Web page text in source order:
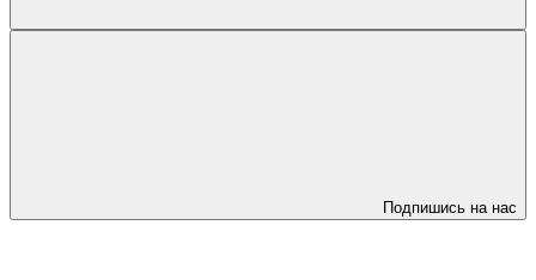
Подпишись на нас